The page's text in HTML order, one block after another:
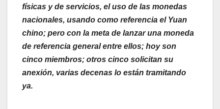
físicas y de servicios, el uso de las monedas
nacionales, usando como referencia el Yuan
chino; pero con la meta de lanzar una moneda
de referencia general entre ellos; hoy son
cinco miembros; otros cinco solicitan su
anexión, varias decenas lo están tramitando
ya.